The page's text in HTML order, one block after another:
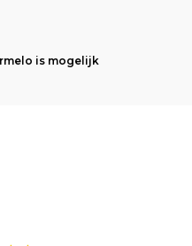
is mogelijk